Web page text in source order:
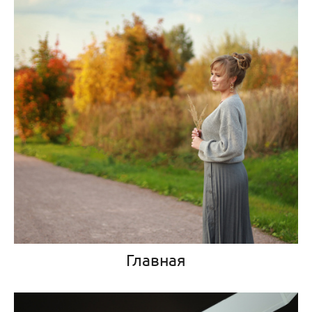
Главная